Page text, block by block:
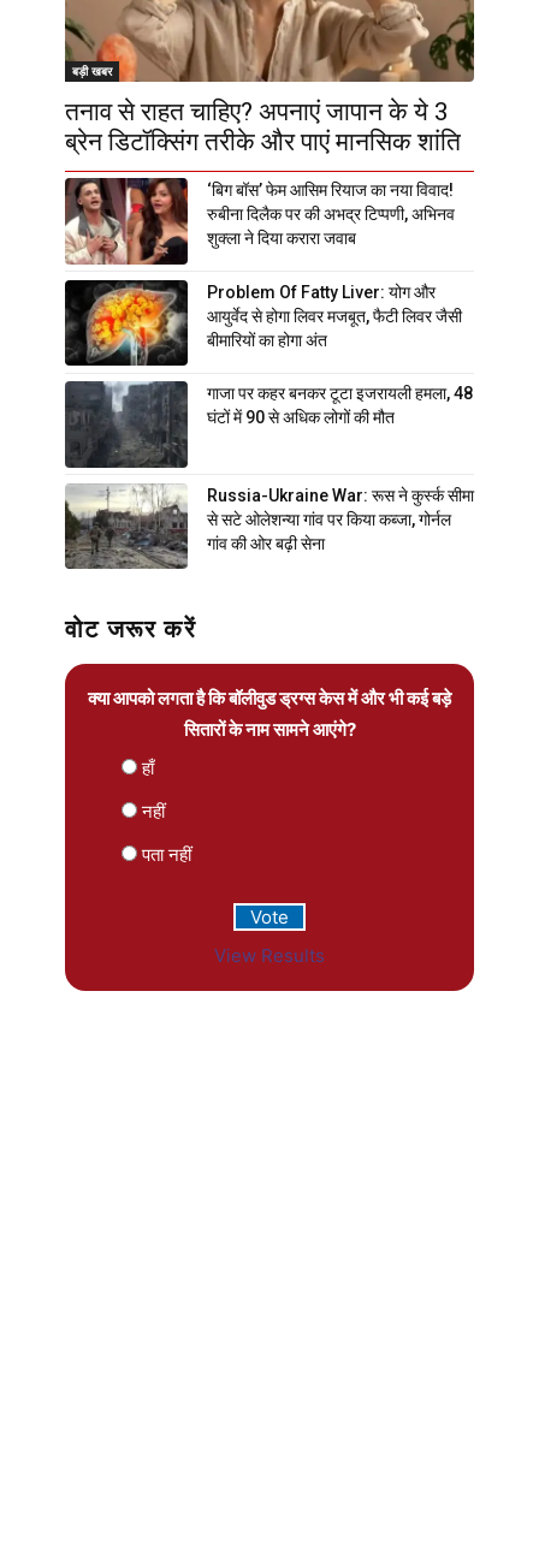
बड़ी खबर
तनाव से राहत चाहिए? अपनाएं जापान के ये 3
ब्रेन डिटॉक्सिंग तरीके और पाएं मानसिक शांति
‘बिग बॉस’ फेम आसिम रियाज का नया विवाद!
रुबीना दिलैक पर की अभद्र टिप्पणी, अभिनव
शुक्ला ने दिया करारा जवाब
Problem Of Fatty Liver: योग और
आयुर्वेद से होगा लिवर मजबूत, फैटी लिवर जैसी
बीमारियों का होगा अंत
गाजा पर कहर बनकर टूटा इजरायली हमला, 48
घंटों में 90 से अधिक लोगों की मौत
Russia-Ukraine War: रूस ने कुर्स्क सीमा
से सटे ओलेशन्या गांव पर किया कब्जा, गोर्नल
गांव की ओर बढ़ी सेना
वोट जरूर करें
क्या आपको लगता है कि बॉलीवुड ड्रग्स केस में और भी कई बड़े
सितारों के नाम सामने आएंगे?
हाँ
नहीं
पता नहीं
View Results